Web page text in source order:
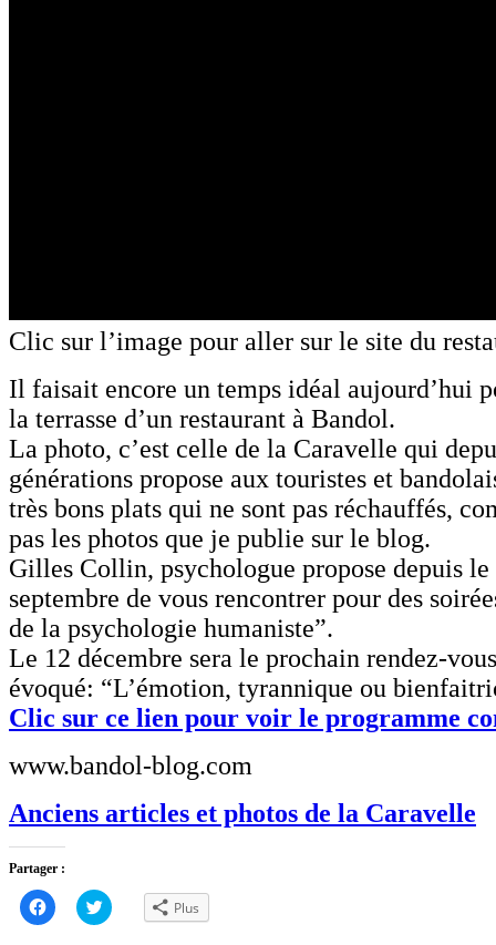
Clic sur l’image pour aller sur le site du
Il faisait encore un temps idéal aujourd’hui
la terrasse d’un restaurant à Bandol.
La photo, c’est celle de la Caravelle qui
générations propose aux touristes et
très bons plats qui ne sont pas réchauffés,
pas les photos que je publie sur le blog.
Gilles Collin, psychologue propose depuis le
septembre de vous rencontrer pour des
de la psychologie humaniste”.
Le 12 décembre sera le prochain rendez-
évoqué: “L’émotion, tyrannique ou
Clic sur ce lien pour voir le programme
www.bandol-blog.com
Anciens articles et photos de la Caravelle
Partager :
Cliquez
pour
partager
Cliquez
pour Plus